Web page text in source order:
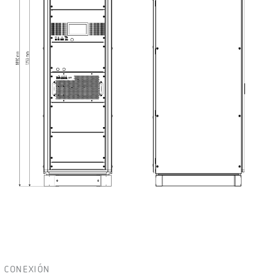
CONEXIÓN